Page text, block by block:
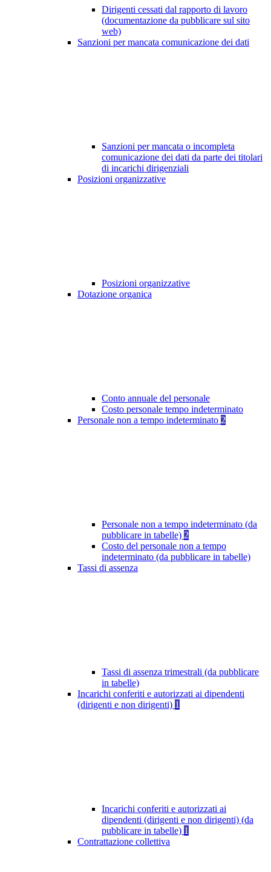
Dirigenti cessati dal rapporto di lavoro
(documentazione da pubblicare sul sito
web)
Sanzioni per mancata comunicazione dei dati
Sanzioni per mancata o incompleta
comunicazione dei dati da parte dei titolari
di incarichi dirigenziali
Posizioni organizzative
Posizioni organizzative
Dotazione organica
Conto annuale del personale
Costo personale tempo indeterminato
Personale non a tempo indeterminato 2
Personale non a tempo indeterminato (da
pubblicare in tabelle) 2
Costo del personale non a tempo
indeterminato (da pubblicare in tabelle)
Tassi di assenza
Tassi di assenza trimestrali (da pubblicare
in tabelle)
Incarichi conferiti e autorizzati ai dipendenti
(dirigenti e non dirigenti) 1
Incarichi conferiti e autorizzati ai
dipendenti (dirigenti e non dirigenti) (da
pubblicare in tabelle) 1
Contrattazione collettiva